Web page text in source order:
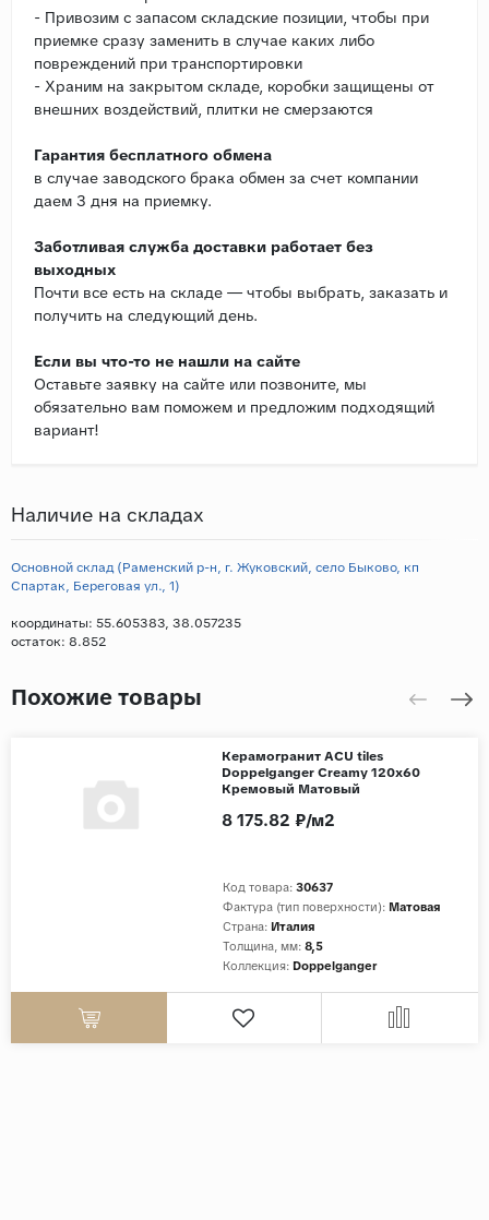
- Привозим с запасом складские позиции, чтобы при
приемке сразу заменить в случае каких либо
повреждений при транспортировки
- Храним на закрытом складе, коробки защищены от
внешних воздействий, плитки не смерзаются
Гарантия бесплатного обмена
в случае заводского брака обмен за счет компании
даем 3 дня на приемку.
Заботливая служба доставки работает без
выходных
Почти все есть на складе — чтобы выбрать, заказать и
получить на следующий день.
Если вы что-то не нашли на сайте
Оставьте заявку на сайте или позвоните, мы
обязательно вам поможем и предложим подходящий
вариант!
Наличие на складах
Основной склад (Раменский р-н, г. Жуковский, село Быково, кп
Спартак, Береговая ул., 1)
координаты: 55.605383, 38.057235
остаток: 8.852
Похожие товары
Керамогранит ACU tiles
Doppelganger Creamy 120x60
Кремовый Матовый
Код товара: 30637
Фактура (тип поверхности): Матовая
Страна: Италия
Толщина, мм: 8,5
Коллекция: Doppelganger
8 175.82 ₽/м2